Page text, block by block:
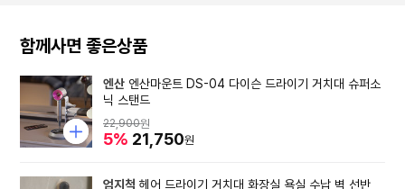
함께사면 좋은상품
엔산 엔산마운트 DS-04 다이슨 드라이기 거치대 슈퍼소
닉 스탠드
22,900원
5% 21,750원
엄지척 헤어 드라이기 거치대 화장실 욕실 수납 벽 선반